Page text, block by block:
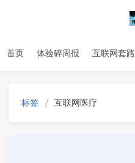
首页 体验碎周报 互联网套路
标签 互联网医疗